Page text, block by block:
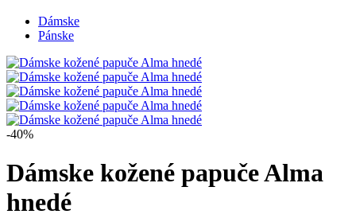
Dámske
Pánske
-40%
Dámske kožené papuče Alma
hnedé